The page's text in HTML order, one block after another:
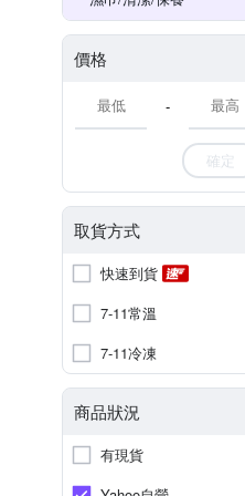
價格
-
確定
取貨方式
快速到貨
7-11常溫
7-11冷凍
商品狀況
有現貨